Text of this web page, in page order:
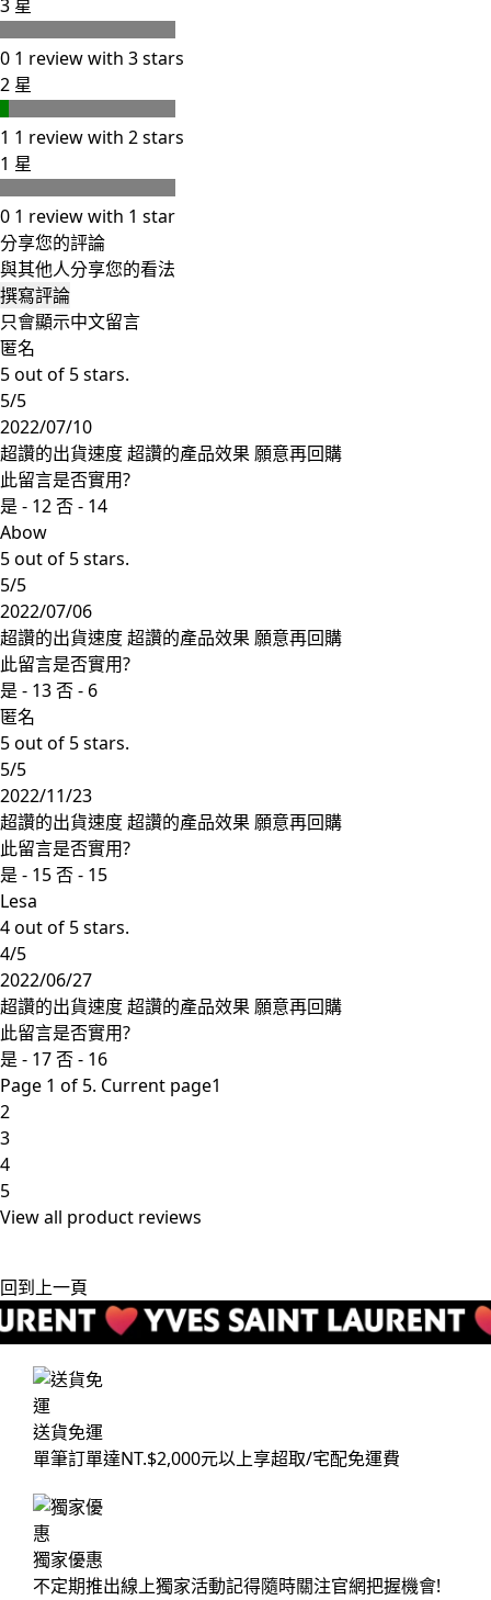
3 星
0 1 review with 3 stars
2 星
1 1 review with 2 stars
1 星
0 1 review with 1 star
分享您的評論
與其他人分享您的看法
撰寫評論
只會顯示中文留言
匿名
5 out of 5 stars.
5/5
2022/07/10
超讚的出貨速度 超讚的產品效果 願意再回購
此留言是否實用?
是 - 12否 - 14
Abow
5 out of 5 stars.
5/5
2022/07/06
超讚的出貨速度 超讚的產品效果 願意再回購
此留言是否實用?
是 - 13否 - 6
匿名
5 out of 5 stars.
5/5
2022/11/23
超讚的出貨速度 超讚的產品效果 願意再回購
此留言是否實用?
是 - 15否 - 15
Lesa
4 out of 5 stars.
4/5
2022/06/27
超讚的出貨速度 超讚的產品效果 願意再回購
此留言是否實用?
是 - 17否 - 16
Page 1 of 5. Current page1
2
3
4
5
View all product reviews
回到上一頁
送貨免運
單筆訂單達NT.$2,000元以上享超取/宅配免運費
獨家優惠
不定期推出線上獨家活動記得隨時關注官網把握機會!